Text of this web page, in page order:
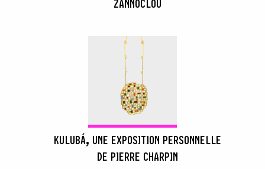
ZANNOCLOU
KULUBÁ, UNE EXPOSITION PERSONNELLE
DE PIERRE CHARPIN